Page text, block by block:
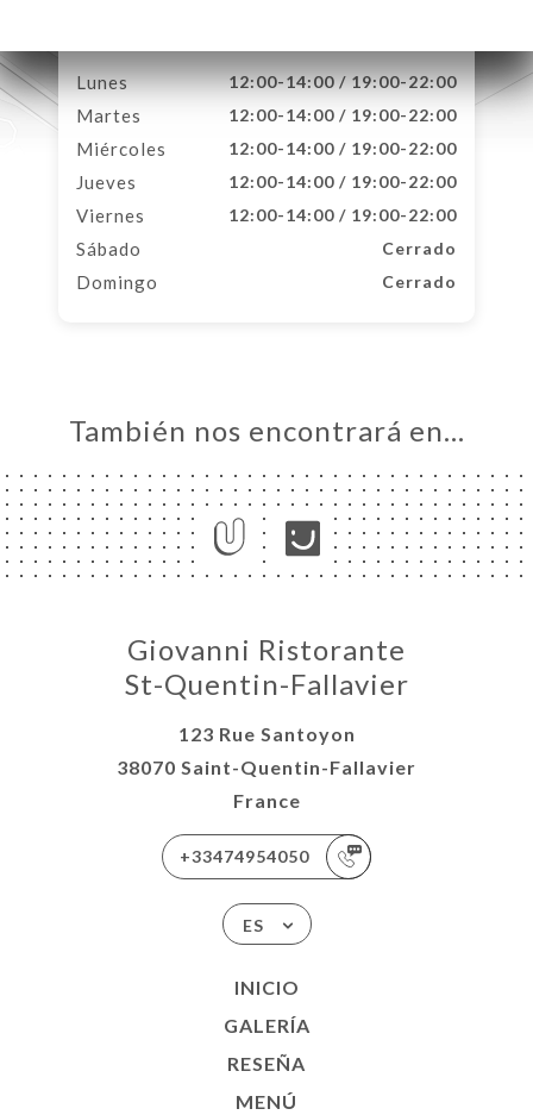
Lunes 12:00-14:00 / 19:00-22:00
Martes 12:00-14:00 / 19:00-22:00
Miércoles 12:00-14:00 / 19:00-22:00
Jueves 12:00-14:00 / 19:00-22:00
Viernes 12:00-14:00 / 19:00-22:00
Sábado Cerrado
Domingo Cerrado
También nos encontrará en…
Giovanni Ristorante
St-Quentin-Fallavier
123 Rue Santoyon
38070 Saint-Quentin-Fallavier
France
+33474954050
ES
INICIO
GALERÍA
RESEÑA
MENÚ